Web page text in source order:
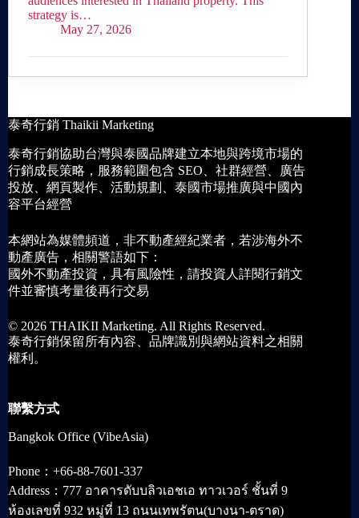
strategy is…
May 27, 2026
泰奇行銷 Thaikii Marketing
泰奇行銷協助台灣與泰國品牌建立本地與跨境市場的
行銷成長策略，服務範圍包含 SEO、社群經營、廣告
投放、網頁製作、活動規劃、泰國市場推廣與中國內
容平台經營
本網站為媒體頻道，非不動產經紀業者，若涉海外不
動產廣告，相關警語如下：
國外不動產投資，具有風險性，請投資人詳閱行銷文
件並審慎考量後再行交易
© 2026 THAIKII Marketing. All Rights Reserved.
泰奇行銷保留所有內容、品牌識別與網站資料之相關
權利。
聯繫方式
Bangkok Office (VibeAsia)
Phone：+66-88-7601-337
Address：777 อาคารดับบลิวเอชเอ ทาวเวอร์ ชั้นที่ 9
ห้องเลขที่ 932 หมู่ที่ 13 ถนนเทพรัตน(บางนา-ตราด)